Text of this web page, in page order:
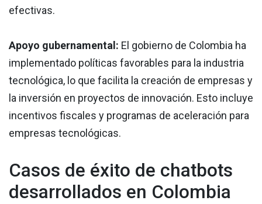
efectivas.
Apoyo gubernamental: El gobierno de Colombia ha
implementado políticas favorables para la industria
tecnológica, lo que facilita la creación de empresas y
la inversión en proyectos de innovación. Esto incluye
incentivos fiscales y programas de aceleración para
empresas tecnológicas.
Casos de éxito de chatbots
desarrollados en Colombia